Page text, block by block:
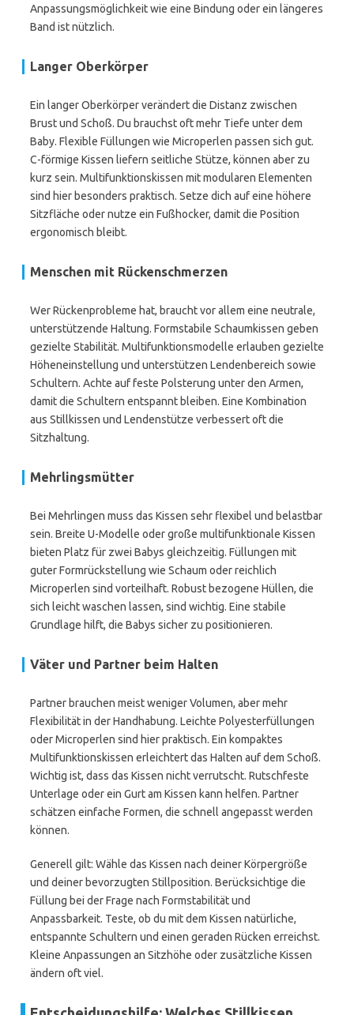
Anpassungsmöglichkeit wie eine Bindung oder ein längeres
Band ist nützlich.
Langer Oberkörper
Ein langer Oberkörper verändert die Distanz zwischen
Brust und Schoß. Du brauchst oft mehr Tiefe unter dem
Baby. Flexible Füllungen wie Microperlen passen sich gut.
C-förmige Kissen liefern seitliche Stütze, können aber zu
kurz sein. Multifunktionskissen mit modularen Elementen
sind hier besonders praktisch. Setze dich auf eine höhere
Sitzfläche oder nutze ein Fußhocker, damit die Position
ergonomisch bleibt.
Menschen mit Rückenschmerzen
Wer Rückenprobleme hat, braucht vor allem eine neutrale,
unterstützende Haltung. Formstabile Schaumkissen geben
gezielte Stabilität. Multifunktionsmodelle erlauben gezielte
Höheneinstellung und unterstützen Lendenbereich sowie
Schultern. Achte auf feste Polsterung unter den Armen,
damit die Schultern entspannt bleiben. Eine Kombination
aus Stillkissen und Lendenstütze verbessert oft die
Sitzhaltung.
Mehrlingsmütter
Bei Mehrlingen muss das Kissen sehr flexibel und belastbar
sein. Breite U-Modelle oder große multifunktionale Kissen
bieten Platz für zwei Babys gleichzeitig. Füllungen mit
guter Formrückstellung wie Schaum oder reichlich
Microperlen sind vorteilhaft. Robust bezogene Hüllen, die
sich leicht waschen lassen, sind wichtig. Eine stabile
Grundlage hilft, die Babys sicher zu positionieren.
Väter und Partner beim Halten
Partner brauchen meist weniger Volumen, aber mehr
Flexibilität in der Handhabung. Leichte Polyesterfüllungen
oder Microperlen sind hier praktisch. Ein kompaktes
Multifunktionskissen erleichtert das Halten auf dem Schoß.
Wichtig ist, dass das Kissen nicht verrutscht. Rutschfeste
Unterlage oder ein Gurt am Kissen kann helfen. Partner
schätzen einfache Formen, die schnell angepasst werden
können.
Generell gilt: Wähle das Kissen nach deiner Körpergröße
und deiner bevorzugten Stillposition. Berücksichtige die
Füllung bei der Frage nach Formstabilität und
Anpassbarkeit. Teste, ob du mit dem Kissen natürliche,
entspannte Schultern und einen geraden Rücken erreichst.
Kleine Anpassungen an Sitzhöhe oder zusätzliche Kissen
ändern oft viel.